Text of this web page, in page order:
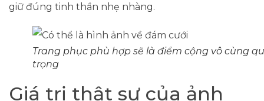
giữ đúng tinh thần nhẹ nhàng.
Trang phục phù hợp sẽ là điểm cộng vô cùng
trọng
Giá trị thật sự của ảnh